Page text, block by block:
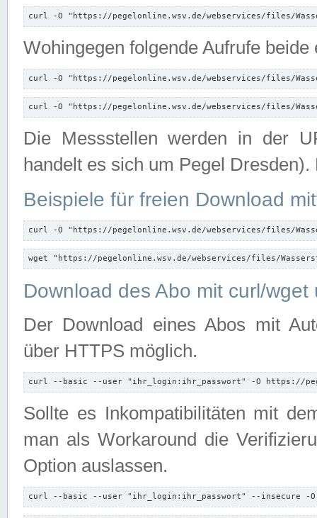
curl -O "https://pegelonline.wsv.de/webservices/files/
Wohingegen folgende Aufrufe beide
curl -O "https://pegelonline.wsv.de/webservices/files/
curl -O "https://pegelonline.wsv.de/webservices/files/
Die Messstellen werden in der
handelt es sich um Pegel
Beispiele für freien Download
curl -O "https://pegelonline.wsv.de/webservices/files/
wget "https://pegelonline.wsv.de/webservices/files/
Download des Abo mit curl/
Der Download eines Abos mit
über HTTPS möglich.
curl --basic --user "ihr_login:ihr_passwort" -O https://
Sollte es Inkompatibilitäten mit
man als Workaround die
Option auslassen.
curl --basic --user "ihr_login:ihr_passwort" --insecure -